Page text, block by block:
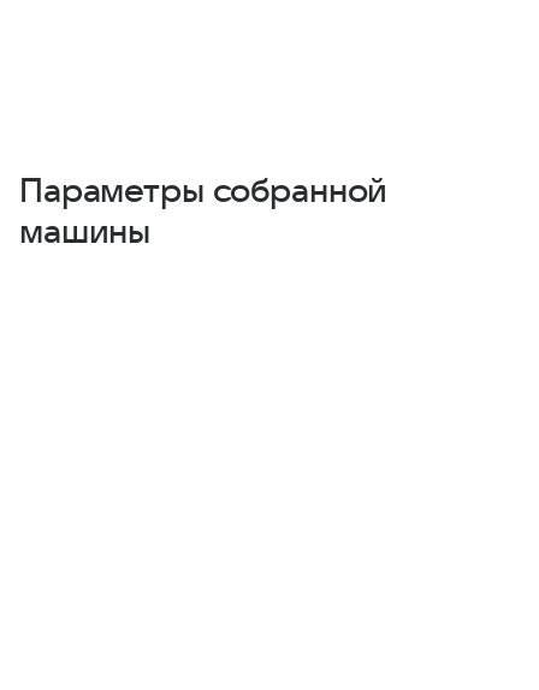
Параметры собранной
машины